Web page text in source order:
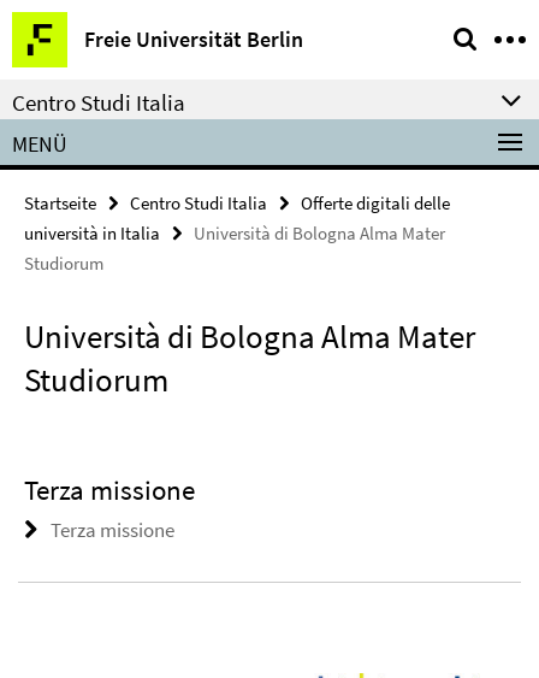
Springe
direkt
zu
Inhalt
Freie Universität Berlin
Service-
Navigation
Centro Studi Italia
MENÜ
Startseite Centro Studi Italia
Offerte digitali delle
università in Italia
Università di Bologna Alma Mater
Studiorum
Università di Bologna Alma Mater
Studiorum
Terza missione
Terza missione